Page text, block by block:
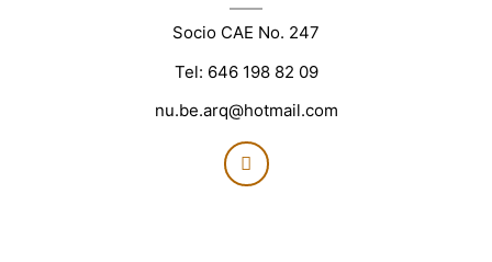
Socio CAE No. 247
Tel: 646 198 82 09
nu.be.arq@hotmail.com